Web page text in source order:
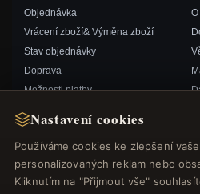
Nastavení cookies
Používáme cookies ke zlepšení
personalizovaných reklam nebo
Kliknutím na "Přijmout vše"
Objednávka
Vrácení zboží& Výměna zboží
Stav objednávky
Doprava
Možnosti platby
Kontaktujte nás
RYCHLÉ ODKAZY